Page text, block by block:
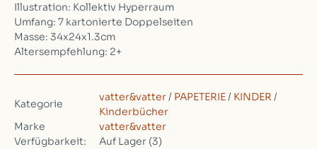
Illustration: Kollektiv Hyperraum
Umfang: 7 kartonierte Doppelseiten
Masse: 34x24x1.3cm
Altersempfehlung: 2+
Kategorie
vatter&vatter/ PAPETERIE/ KINDER /
Kinderbücher
Marke
vatter&vatter
Verfügbarkeit:
Auf Lager (3)